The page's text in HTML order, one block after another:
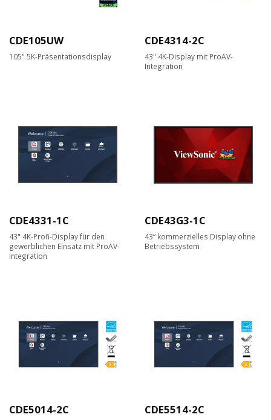
CDE105UW
105" 5K-Präsentationsdisplay
CDE4314-2C
43" 4K-Display mit ProAV-
Integration
CDE4331-1C
43" 4K-Profi-Display für den
gewerblichen Einsatz mit ProAV-
Integration
CDE43G3-1C
43“ kommerzielles Display ohne
Betriebssystem
CDE5014-2C CDE5514-2C